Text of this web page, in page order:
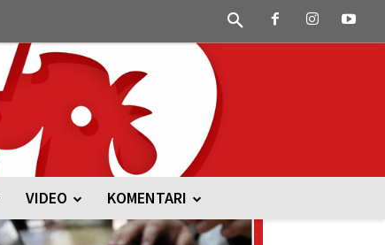
VIDEO KOMENTARI